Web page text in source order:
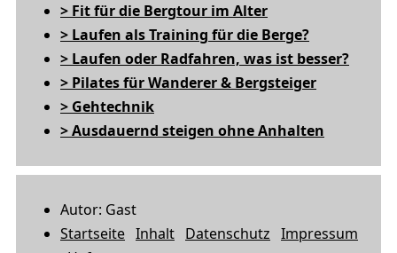
> Fit für die Bergtour im Alter
> Laufen als Training für die Berge?
> Laufen oder Radfahren, was ist besser?
> Pilates für Wanderer & Bergsteiger
> Gehtechnik
> Ausdauernd steigen ohne Anhalten
Autor: Gast
Startseite Inhalt Datenschutz Impressum